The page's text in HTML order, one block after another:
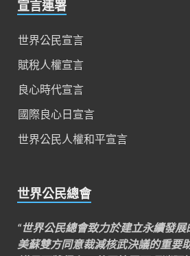
宣言連署
世界公民宣言
賦稅人權宣言
良心時代宣言
國際良心日宣言
世界公民人權和平宣言
世界公民總會
“世界公民總會致力於建立永續發
美蘇雙方同意裁減核武決議的重要